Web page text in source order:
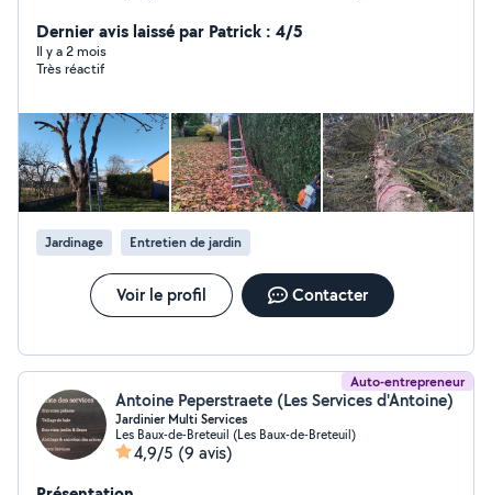
Dernier avis laissé par Patrick : 4/5
Il y a 2 mois
Très réactif
Jardinage Entretien de jardin
Voir le profil Contacter
Auto-entrepreneur
Antoine Peperstraete (Les Services d'Antoine)
Jardinier Multi Services
Les Baux-de-Breteuil (Les Baux-de-Breteuil)
4,9/5 (9 avis)